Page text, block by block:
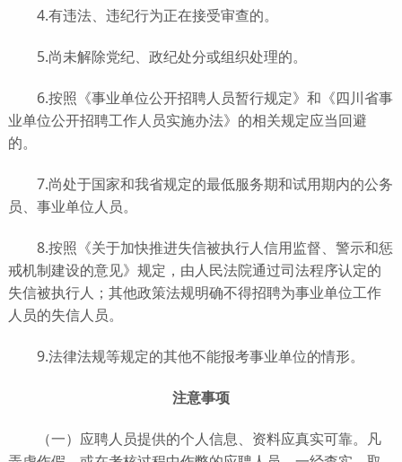
4.有违法、违纪行为正在接受审查的。
5.尚未解除党纪、政纪处分或组织处理的。
6.按照《事业单位公开招聘人员暂行规定》和《四川省事
业单位公开招聘工作人员实施办法》的相关规定应当回避
的。
7.尚处于国家和我省规定的最低服务期和试用期内的公务
员、事业单位人员。
8.按照《关于加快推进失信被执行人信用监督、警示和惩
戒机制建设的意见》规定，由人民法院通过司法程序认定的
失信被执行人；其他政策法规明确不得招聘为事业单位工作
人员的失信人员。
9.法律法规等规定的其他不能报考事业单位的情形。
注意事项
（一）应聘人员提供的个人信息、资料应真实可靠。凡